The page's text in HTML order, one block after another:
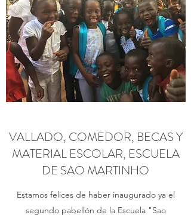
VALLADO, COMEDOR, BECAS Y
MATERIAL ESCOLAR, ESCUELA
DE SAO MARTINHO
Estamos felices de haber inaugurado ya el
segundo pabellón de la Escuela "Sao